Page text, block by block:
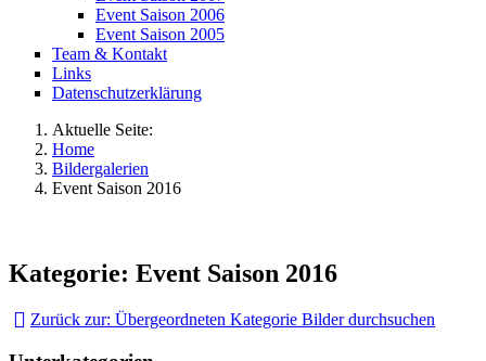
Event Saison 2006
Event Saison 2005
Team & Kontakt
Links
Datenschutzerklärung
Aktuelle Seite:
Home
Bildergalerien
Event Saison 2016
Kategorie: Event Saison 2016
Zurück zur: Übergeordneten Kategorie Bilder durchsuchen